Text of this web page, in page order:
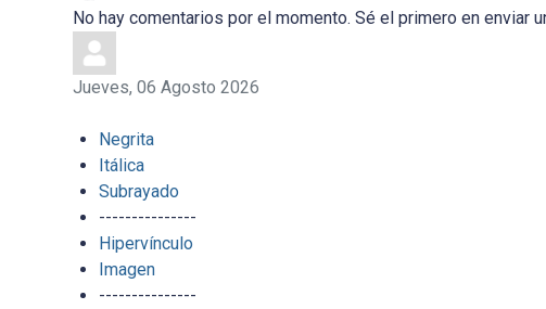
No hay comentarios por el momento. Sé el primero en enviar
Jueves, 06 Agosto 2026
Negrita
Itálica
Subrayado
---------------
Hipervínculo
Imagen
---------------